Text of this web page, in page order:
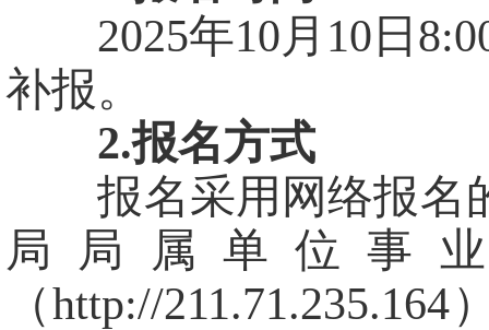
2025年10月10日
补报。
2.报名方式
报名采用网络报名
局局属单位事
（http://